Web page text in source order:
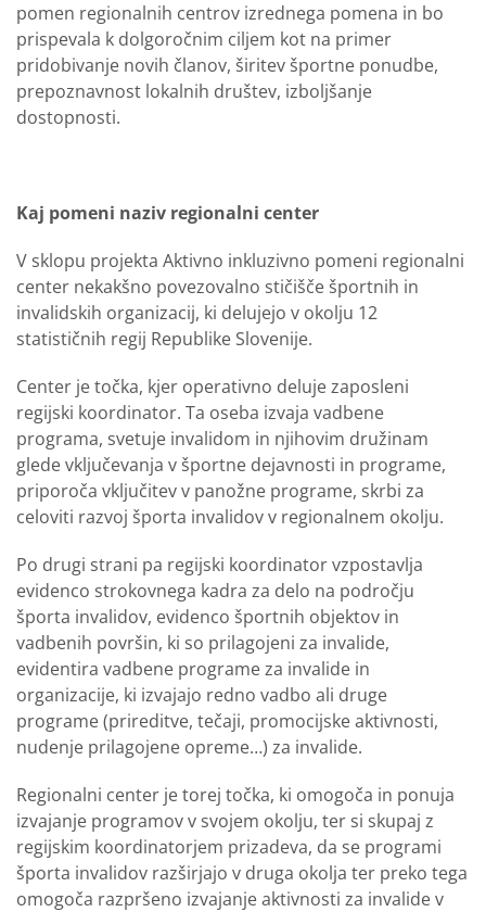
pomen regionalnih centrov izrednega pomena in bo
prispevala k dolgoročnim ciljem kot na primer
pridobivanje novih članov, širitev športne ponudbe,
prepoznavnost lokalnih društev, izboljšanje
dostopnosti.
Kaj pomeni naziv regionalni center
V sklopu projekta Aktivno inkluzivno pomeni regionalni
center nekakšno povezovalno stičišče športnih in
invalidskih organizacij, ki delujejo v okolju 12
statističnih regij Republike Slovenije.
Center je točka, kjer operativno deluje zaposleni
regijski koordinator. Ta oseba izvaja vadbene
programa, svetuje invalidom in njihovim družinam
glede vključevanja v športne dejavnosti in programe,
priporoča vključitev v panožne programe, skrbi za
celoviti razvoj športa invalidov v regionalnem okolju.
Po drugi strani pa regijski koordinator vzpostavlja
evidenco strokovnega kadra za delo na področju
športa invalidov, evidenco športnih objektov in
vadbenih površin, ki so prilagojeni za invalide,
evidentira vadbene programe za invalide in
organizacije, ki izvajajo redno vadbo ali druge
programe (prireditve, tečaji, promocijske aktivnosti,
nudenje prilagojene opreme…) za invalide.
Regionalni center je torej točka, ki omogoča in ponuja
izvajanje programov v svojem okolju, ter si skupaj z
regijskim koordinatorjem prizadeva, da se programi
športa invalidov razširjajo v druga okolja ter preko tega
omogoča razpršeno izvajanje aktivnosti za invalide v